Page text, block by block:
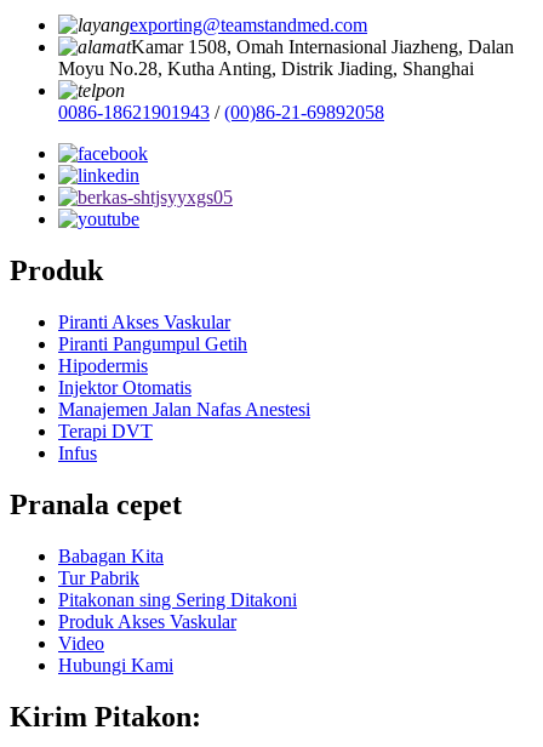
exporting@teamstandmed.com
Kamar 1508, Omah Internasional Jiazheng, Dalan
Moyu No.28, Kutha Anting, Distrik Jiading, Shanghai
0086-18621901943 /(00)86-21-69892058
Produk
Piranti Akses Vaskular
Piranti Pangumpul Getih
Hipodermis
Injektor Otomatis
Manajemen Jalan Nafas Anestesi
Terapi DVT
Infus
Pranala cepet
Babagan Kita
Tur Pabrik
Pitakonan sing Sering Ditakoni
Produk Akses Vaskular
Video
Hubungi Kami
Kirim Pitakon: